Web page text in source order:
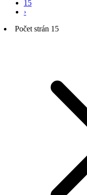
15
›
Počet strán 15